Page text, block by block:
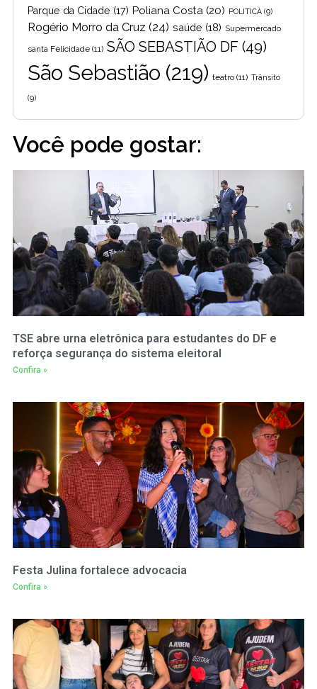
Parque da Cidade (17) Poliana Costa (20) POLITICA (9)
Rogério Morro da Cruz (24) saúde (18) Supermercado
santa Felicidade (11) SÃO SEBASTIÃO DF (49)
São Sebastião (219) teatro (11) Trânsito
(9)
Você pode gostar:
TSE abre urna eletrônica para estudantes do DF e
reforça segurança do sistema eleitoral
Confira »
Festa Julina fortalece advocacia
Confira »